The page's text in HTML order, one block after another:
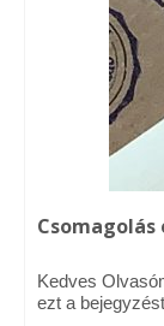
A
Kedves
ezt a